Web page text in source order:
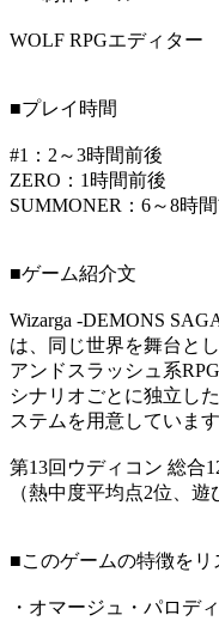
WOLF RPGエディター
■プレイ時間
#1：2～3時間前後
ZERO：1時間前後
SUMMONER：6～8時
■ゲーム紹介文
Wizarga -DEMONS
は、同じ世界を舞台と
アンドスラッシュ系RPG
シナリオごとに独立し
ステムを用意しています
第13回ウディコン 総合
（熱中度平均点2位、遊
■このゲームの特徴をリ
・オマージュ・パロデ